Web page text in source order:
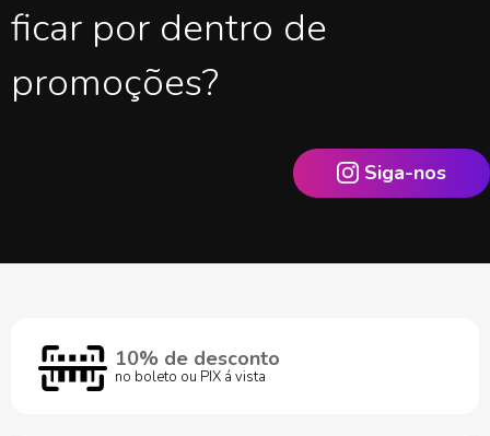
ficar por dentro de
promoções?
Siga-nos
10% de desconto
no boleto ou PIX á vista